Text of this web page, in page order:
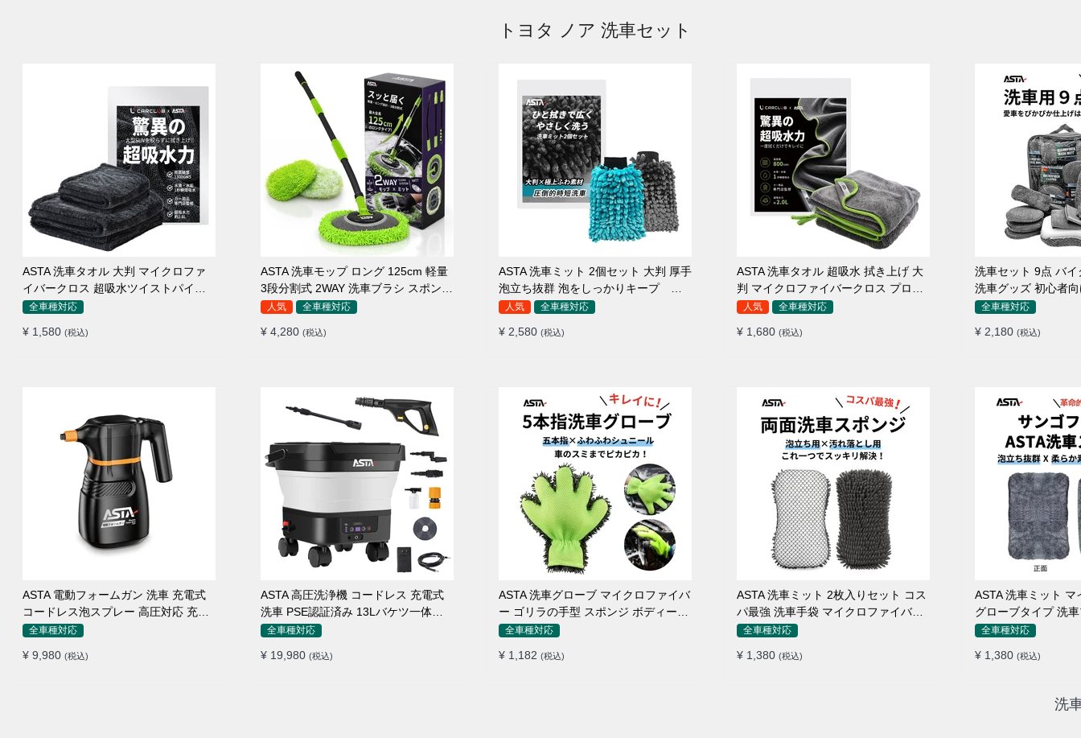
トヨタ ノア 洗車セット
ASTA 洗車タオル 大判 マイクロファ
イバークロス 超吸水ツイストパイル
洗車クロス 傷防止 両面使える
全車種対応
¥ 1,580 (税込)
ASTA 洗車モップ ロング 125cm 軽量
3段分割式 2WAY 洗車ブラシ スポンジ
高吸水 マイクロファイバー 脚立不要
傷つかない 車用 ルーフ・ボディ対応
人気 全車種対応
¥ 4,280 (税込)
ASTA 洗車ミット 2個セット 大判 厚手
泡立ち抜群 泡をしっかりキープ 洗
車スポンジ マイクロファイバー 洗車
ホイール対応 洗車 用途別に使い分け
人気 全車種対応
¥ 2,580 (税込)
ASTA 洗車タオル 超吸水 拭き上げ 大
判 マイクロファイバークロス プロ仕
様 水拭き 窓拭き 洗車 業務用 タオル
洗車クロス
人気 全車種対応
¥ 1,680 (税込)
洗車セット 9点 バ
洗車グッズ 初心者
ポンジ タオル グロ
拭き・水拭き対応
全車種対応
¥ 2,180 (税込)
ASTA 電動フォームガン 洗車 充電式
コードレス泡スプレー 高圧対応 充電
式フォームスプレー 洗車グッズ 車・
全車種対応
¥ 9,980 (税込)
ASTA 高圧洗浄機 コードレス 充電式
洗車 PSE認証済み 13Lバケツ一体型
折りたたみ式 超軽量 キャスター付き
接続アダプター ショートノズル フォ
全車種対応
¥ 19,980 (税込)
ASTA 洗車グローブ マイクロファイバ
ー ゴリラの手型 スポンジ ボディー用
傷防止 吸水速乾 手洗い 洗車用品 車
オル代用 1個入り
全車種対応
¥ 1,182 (税込)
ASTA 洗車ミット 2枚入りセット コス
パ最強 洗車手袋 マイクロファイバー
製 洗車グッズ 車 バイク 自転車用 洗
全車種対応
¥ 1,380 (税込)
ASTA 洗車ミット
グローブタイプ 洗
止 高吸水 車 バイク
全車種対応
¥ 1,380 (税込)
洗